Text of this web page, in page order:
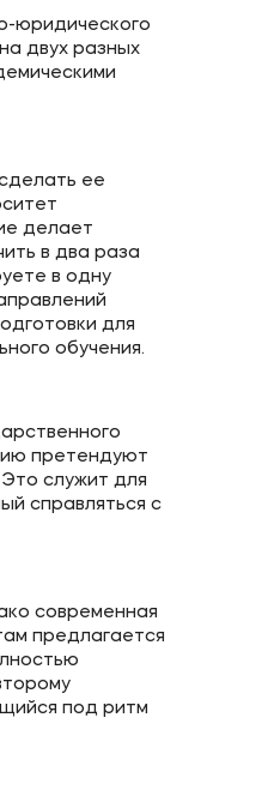
юридического
двух разных
ее
делает
в два раза
в одну
для
обучения.
претендуют
служит для
справляться с
современная
предлагается
под ритм